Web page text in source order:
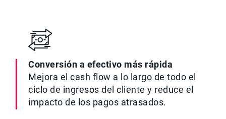
Conversión a efectivo más rápida
Mejora el cash flow a lo largo de todo el
ciclo de ingresos del cliente y reduce el
impacto de los pagos atrasados.